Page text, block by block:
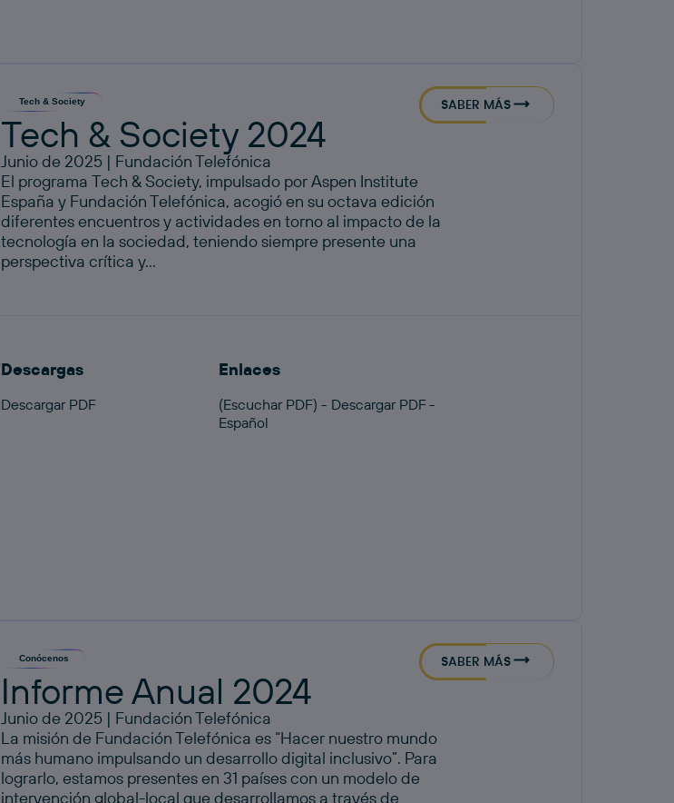
Tech & Society
Tech & Society 2024
Junio de 2025 | Fundación Telefónica
El programa Tech & Society, impulsado por Aspen Institute
España y Fundación Telefónica, acogió en su octava edición
diferentes encuentros y actividades en torno al impacto de la
tecnología en la sociedad, teniendo siempre presente una
perspectiva crítica y...
SABER MÁS
Descargas
Descargar PDF
Enlaces
(Escuchar PDF) - Descargar PDF -
Español
Conócenos
Informe Anual 2024
Junio de 2025 | Fundación Telefónica
La misión de Fundación Telefónica es “Hacer nuestro mundo
más humano impulsando un desarrollo digital inclusivo”. Para
lograrlo, estamos presentes en 31 países con un modelo de
intervención global-local que desarrollamos a través de
SABER MÁS